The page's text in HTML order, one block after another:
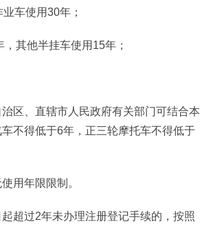
车使用30年；
其他半挂车使用15年；
区、直辖市人民政府有关部门可结合本
不得低于6年，正三轮摩托车不得低于
用年限限制。
超过2年未办理注册登记手续的，按照